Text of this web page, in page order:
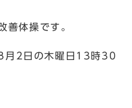
善体操です。
2日の木曜日13時30